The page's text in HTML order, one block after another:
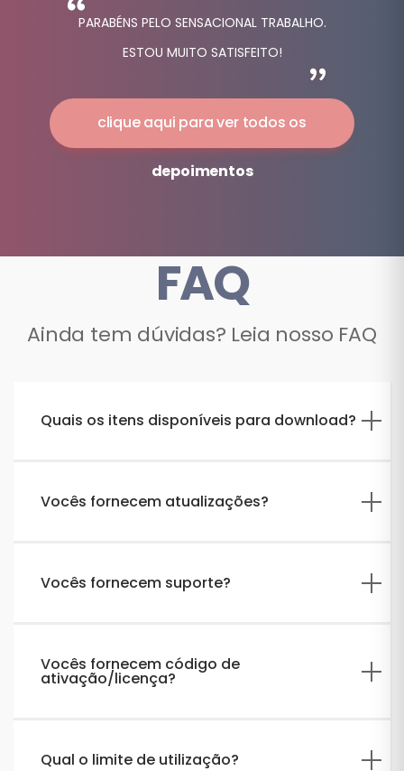
PARABÉNS PELO SENSACIONAL TRABALHO.
ESTOU MUITO SATISFEITO!
clique aqui para ver todos os
depoimentos
FAQ
Ainda tem dúvidas? Leia nosso FAQ
Quais os itens disponíveis para download?
Vocês fornecem atualizações?
Vocês fornecem suporte?
Vocês fornecem código de
ativação/licença?
Qual o limite de utilização?